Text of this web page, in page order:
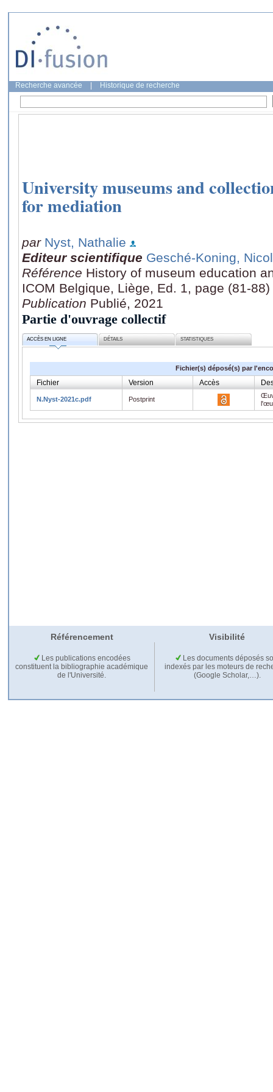
Recherche avancée Historique de recherche
University museums and
for mediation
par Nyst, Nathalie
Editeur scientifique Gesché-Koning,
Référence History of museum education
ICOM Belgique, Liège, Ed. 1, page (81-88)
Publication Publié, 2021
Partie d'ouvrage collectif
ACCÈS EN LIGNE DÉTAILS STATISTIQUES
Fichier(s) déposé(s) par
Fichier Version Accès
N.Nyst-2021c.pdf Postprint
Référencement Visibilité
Les publications encodées
constituent la bibliographie académique
de l'Université.
Les documents déposés
indexés par les moteurs de
(Google Scholar,…).